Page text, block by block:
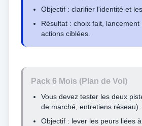
Objectif : clarifier l'identité et
Résultat : choix fait, lancement
actions ciblées.
Pack 6 Mois (Plan de Vol)
Vous devez tester les deux
de marché, entretiens réseau).
Objectif : lever les peurs liées